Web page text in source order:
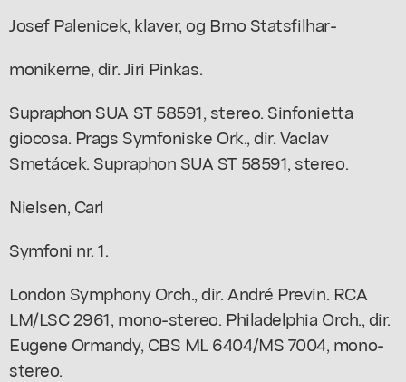
Josef Palenicek, klaver, og Brno Statsfilhar-
monikerne, dir. Jiri Pinkas.
Supraphon SUA ST 58591, stereo. Sinfonietta
giocosa. Prags Symfoniske Ork., dir. Vaclav
Smetácek. Supraphon SUA ST 58591, stereo.
Nielsen, Carl
Symfoni nr. 1.
London Symphony Orch., dir. André Previn. RCA
LM/LSC 2961, mono-stereo. Philadelphia Orch., dir.
Eugene Ormandy, CBS ML 6404/MS 7004, mono-
stereo.